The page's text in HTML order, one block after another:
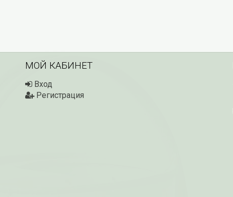
МОЙ КАБИНЕТ
Вход
Регистрация